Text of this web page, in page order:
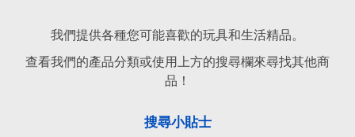
我們提供各種您可能喜歡的玩具和生活精品。
查看我們的產品分類或使用上方的搜尋欄來尋找其他商
品！
搜尋小貼士